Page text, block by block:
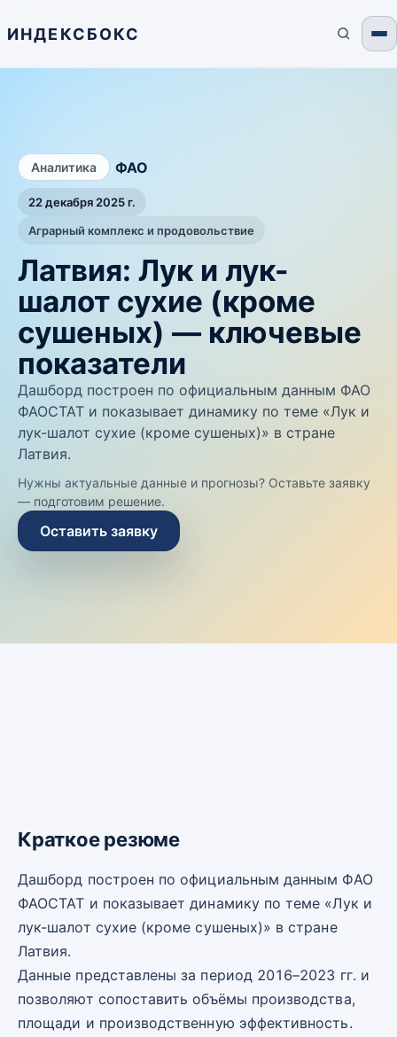
ИНДЕКСБОКС
Аналитика ФАО
22 декабря 2025 г.
Аграрный комплекс и продовольствие
Латвия: Лук и лук-
шалот сухие (кроме
сушеных) — ключевые
показатели
Дашборд построен по официальным данным ФАО
ФАОСТАТ и показывает динамику по теме «Лук и
лук-шалот сухие (кроме сушеных)» в стране
Латвия.
Нужны актуальные данные и прогнозы? Оставьте заявку
— подготовим решение.
Оставить заявку
Краткое резюме
Дашборд построен по официальным данным ФАО
ФАОСТАТ и показывает динамику по теме «Лук и
лук-шалот сухие (кроме сушеных)» в стране
Латвия.
Данные представлены за период 2016–2023 гг. и
позволяют сопоставить объёмы производства,
площади и производственную эффективность.